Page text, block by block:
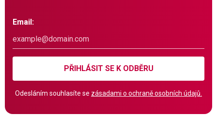
Email:
PŘIHLÁSIT SE K ODBĚRU
Odesláním souhlasíte se zásadami o ochraně osobních údajů.